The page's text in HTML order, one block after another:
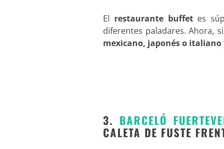
El restaurante buffetes
diferentes paladares. Ahora,
mexicano, japonés o italiano
3. BARCELÓ
CALETA DE FUSTE